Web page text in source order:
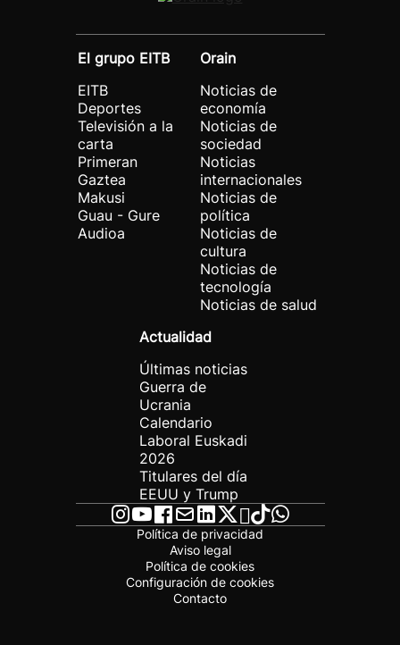
El grupo EITB
EITB
Deportes
Televisión a la
carta
Primeran
Gaztea
Makusi
Guau - Gure
Audioa
Orain
Noticias de
economía
Noticias de
sociedad
Noticias
internacionales
Noticias de
política
Noticias de
cultura
Noticias de
tecnología
Noticias de salud
Actualidad
Últimas noticias
Guerra de
Ucrania
Calendario
Laboral Euskadi
2026
Titulares del día
EEUU y Trump
Política de privacidad
Aviso legal
Política de cookies
Configuración de cookies
Contacto